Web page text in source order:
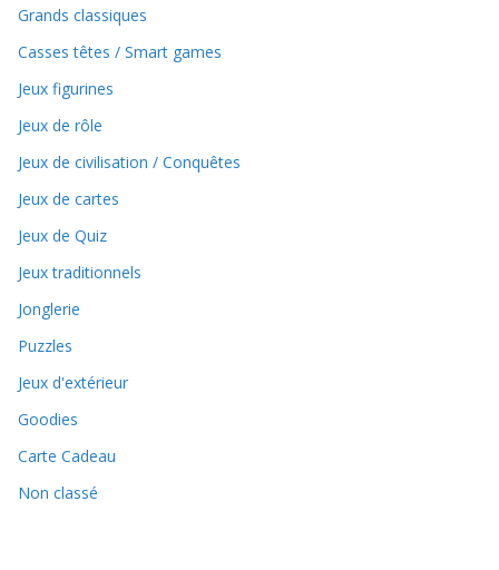
Grands classiques
Casses têtes / Smart games
Jeux figurines
Jeux de rôle
Jeux de civilisation / Conquêtes
Jeux de cartes
Jeux de Quiz
Jeux traditionnels
Jonglerie
Puzzles
Jeux d'extérieur
Goodies
Carte Cadeau
Non classé